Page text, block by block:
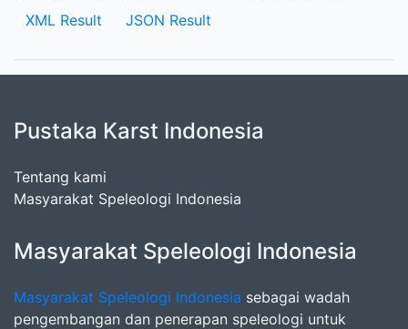
XML Result JSON Result
Pustaka Karst Indonesia
Tentang kami
Masyarakat Speleologi Indonesia
Masyarakat Speleologi Indonesia
Masyarakat Speleologi Indonesia sebagai wadah
pengembangan dan penerapan speleologi untuk